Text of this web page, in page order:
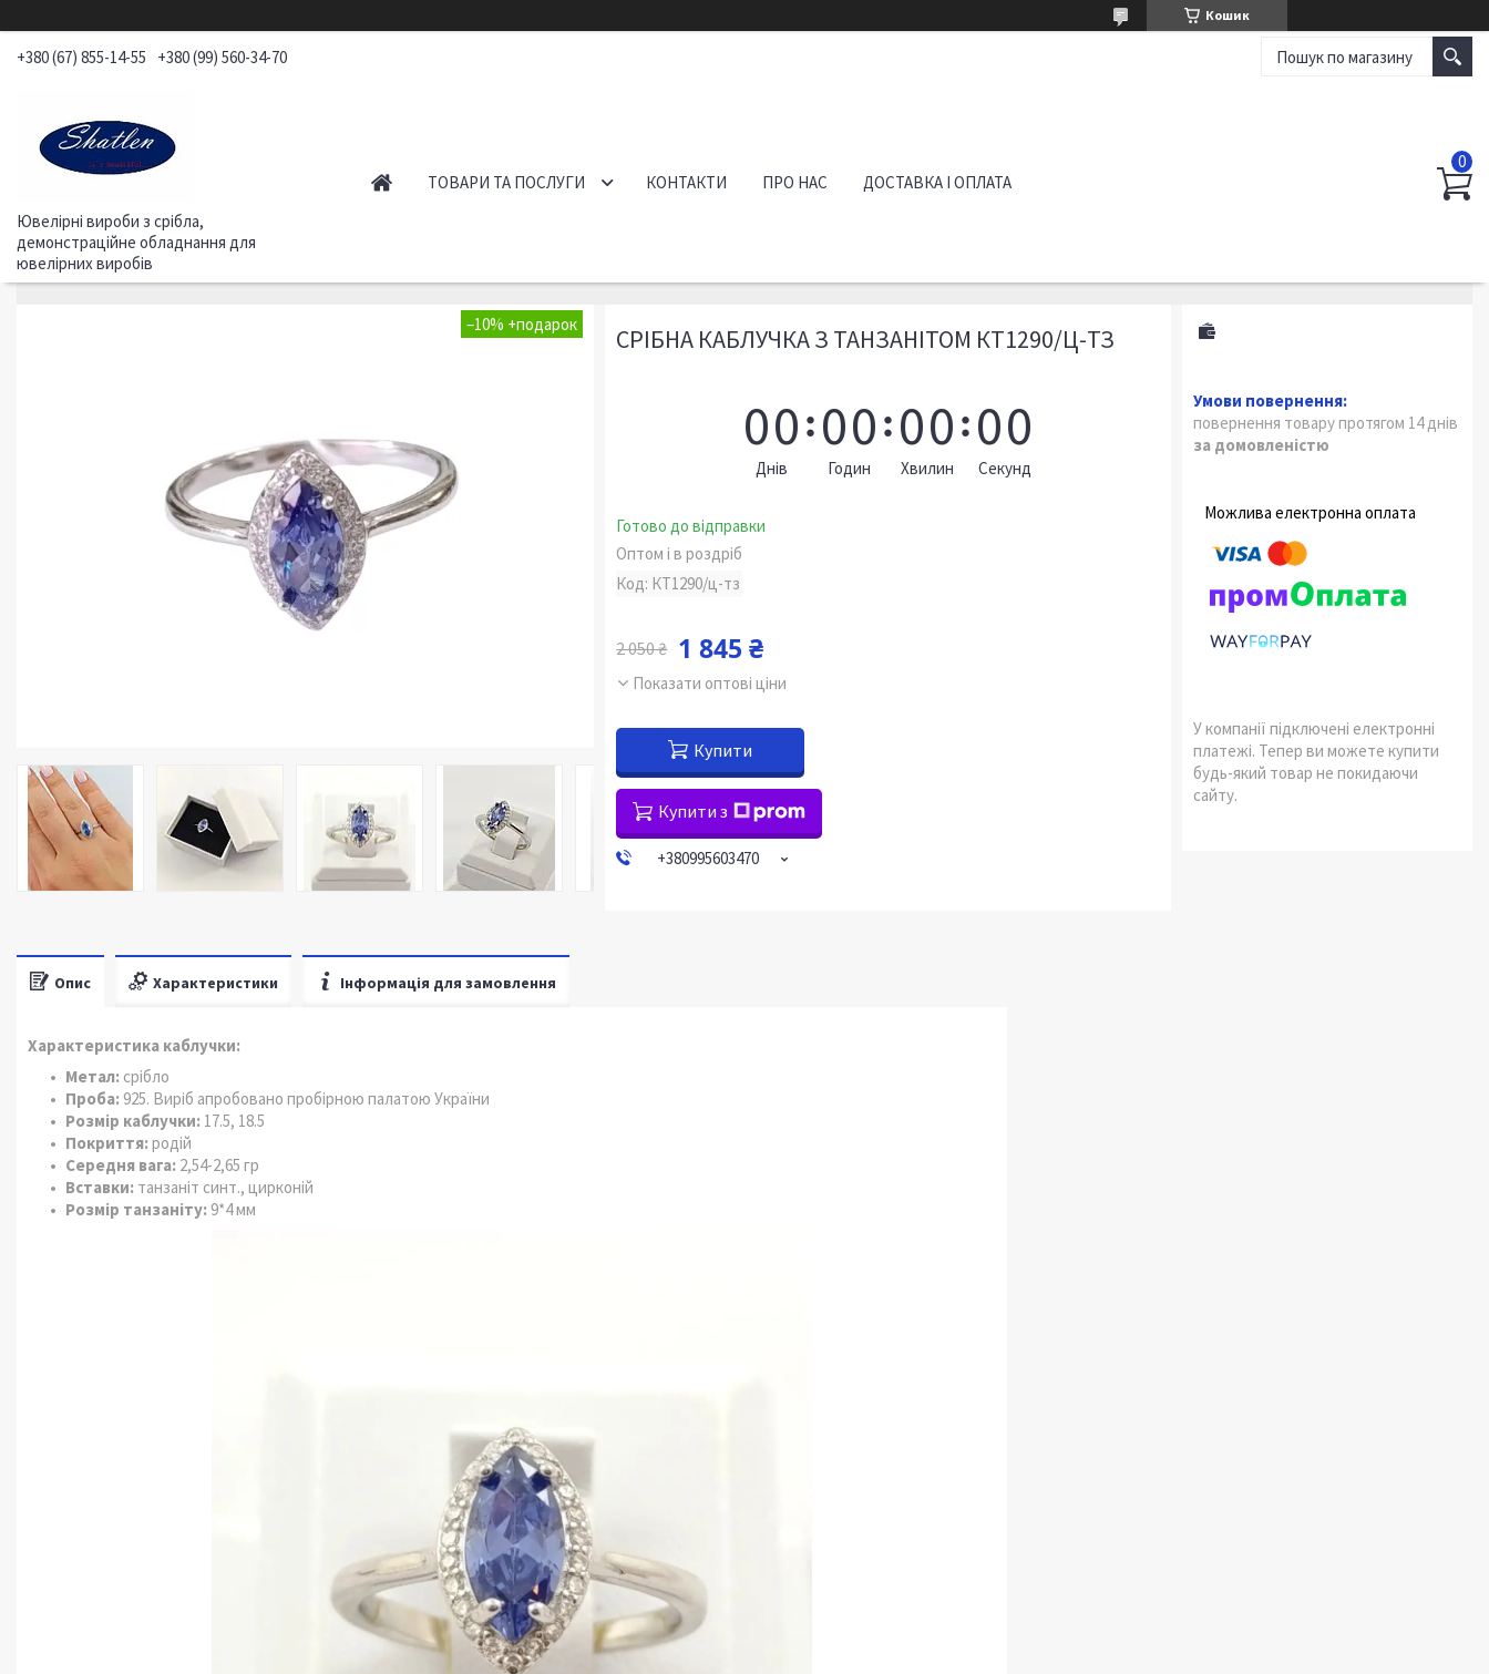
Кошик
+380 (67) 855-14-55 +380 (99) 560-34-70
Ювелірні вироби з срібла,
демонстраційне обладнання для
ювелірних виробів
ТОВАРИ ТА ПОСЛУГИ КОНТАКТИ ПРО НАС ДОСТАВКА І ОПЛАТА
–10% СРІБНА КАБЛУЧКА З ТАНЗАНІТОМ КТ1290/Ц-ТЗ
00
Днів
00
Годин
00
Хвилин
00
Секунд
Готово до відправки
Оптом і в роздріб
Код: КТ1290/ц-тз
2 050 ₴ 1 845 ₴
Показати оптові ціни
Купити
Купити з
+380995603470
повернення товару протягом 14 днів
за домовленістю
У компанії підключені електронні
платежі. Тепер ви можете купити
будь-який товар не покидаючи
сайту.
Опис Характеристики Інформація для замовлення
Характеристика каблучки:
Метал: срібло
Проба: 925. Виріб апробовано пробірною палатою України
Розмір каблучки: 17.5, 18.5
Покриття: родій
Середня вага: 2,54-2,65 гр
Вставки: танзаніт синт., цирконій
Розмір танзаніту: 9*4 мм